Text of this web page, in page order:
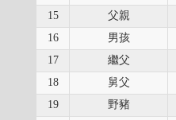
15 父親
16 男孩
17 繼父
18 舅父
19 野豬